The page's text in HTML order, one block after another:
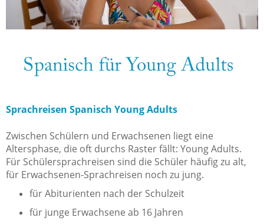
Sprachreisen Spanisch Young Adults
Zwischen Schülern und Erwachsenen liegt eine
Altersphase, die oft durchs Raster fällt: Young Adults.
Für Schülersprachreisen sind die Schüler häufig zu alt,
für Erwachsenen-Sprachreisen noch zu jung.
für Abiturienten nach der Schulzeit
für junge Erwachsene ab 16 Jahren